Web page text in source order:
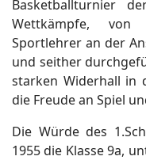
Basketballturnier
Wettkämpfe, von
Sportlehrer an der
und seither
starken Widerhall in
die Freude an Spiel
Die Würde des
1955 die Klasse 9a,